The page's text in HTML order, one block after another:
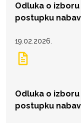
Odluka o
postupku
19.02.2026.
Odluka o
postupku